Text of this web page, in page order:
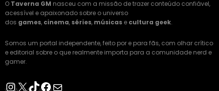
O Taverna GM nasceu com a missão de trazer conteúdo confiável,
acessível e apaixonado sobre o universo
dos games, cinema, séries, músicas e cultura geek.
Somos um portal independente, feito por e para fãs, com olhar crítico
e editorial sobre o que realmente importa para a comunidade nerd e
gamer.
Instagram
X TikTok
Facebook
E-mail